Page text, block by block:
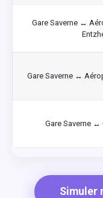
Gare Saverne ↔
Gare Saverne ↔
Gare Saverne ↔
Simuler